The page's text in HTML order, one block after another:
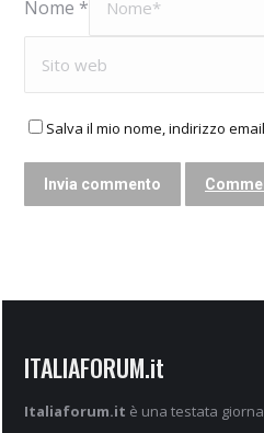
Nome *
Salva il mio nome, indirizzo
ITALIAFORUM.it
Italiaforum.it è una testata